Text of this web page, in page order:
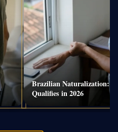
Brazilian Naturalization:
Qualifies in 2026